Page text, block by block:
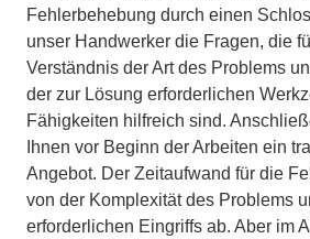
Fehlerbehebung durch einen
unser Handwerker die Fragen, die
Verständnis der Art des Problems
der zur Lösung erforderlichen
Fähigkeiten hilfreich sind.
Ihnen vor Beginn der Arbeiten ein
Angebot. Der Zeitaufwand für die
von der Komplexität des Problems
erforderlichen Eingriffs ab. Aber im